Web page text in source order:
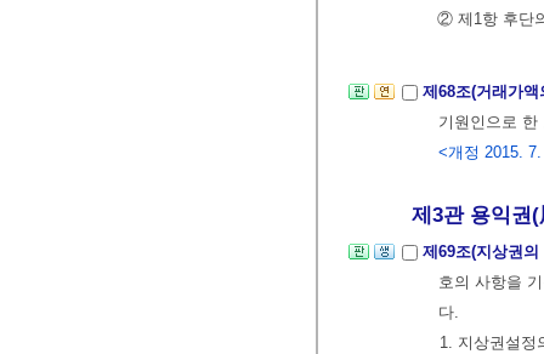
② 제1항 후단
제68조(거래가
기원인으로
<개정 2015.
제3관 용익권(
제69조(지상권
호의 사항을
다.
1. 지상권설정